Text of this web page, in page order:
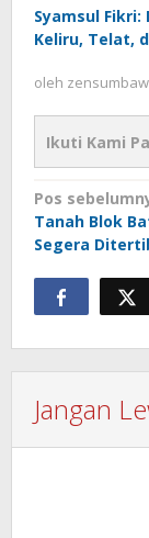
Syamsul Fikri:
Keliru, Telat,
oleh
Ikuti Kami
pos
Pos
Tanah Blok
Segera
Jangan